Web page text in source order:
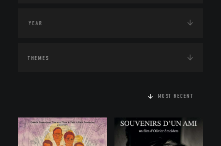
THEMES
MOST RECENT